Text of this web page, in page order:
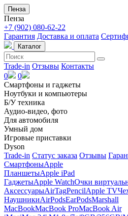
Пенза
Пенза
+7 (902) 080-62-22
Гарантия Доставка и оплата
Каталог
Trade-in Отзывы Контакты
0
0
Смартфоны и гаджеты
Ноутбуки и компьютеры
Б/У техника
Аудио-видео, фото
Для автомобиля
Умный дом
Игровые приставки
Dyson
Trade-in Статус заказа Отзывы
СмартфоныApple
ПланшетыApple iPad
ГаджетыApple WatchОчки
АксессуарыAirTagPencilApple TV
НаушникиAirPodsEarPodsMarshall
MacBookMacBook ProMacBook Air